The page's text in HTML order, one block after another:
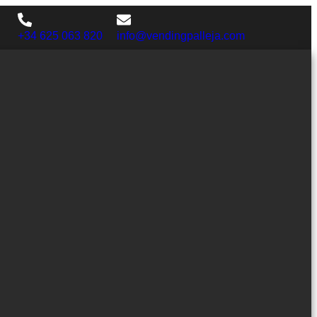
+34 625 063 820 info@vendingpalleja.com